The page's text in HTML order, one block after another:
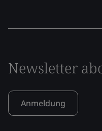
Newsletter
Anmeldung